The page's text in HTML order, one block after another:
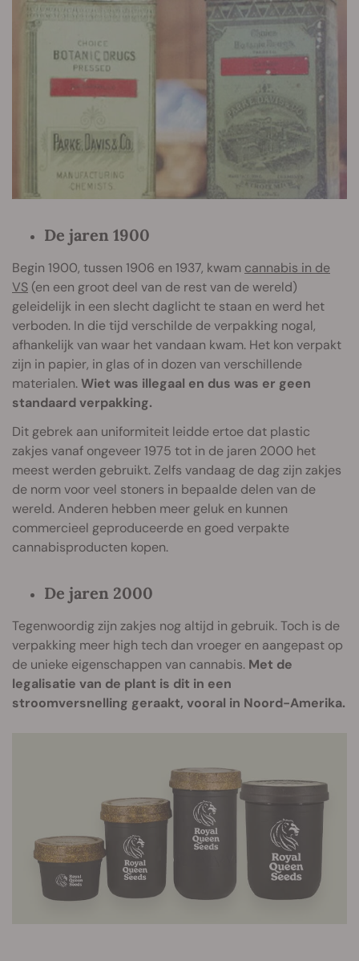
De jaren 1900
Begin 1900, tussen 1906 en 1937, kwam cannabis in de
VS (en een groot deel van de rest van de wereld)
geleidelijk in een slecht daglicht te staan en werd het
verboden. In die tijd verschilde de verpakking nogal,
afhankelijk van waar het vandaan kwam. Het kon verpakt
zijn in papier, in glas of in dozen van verschillende
materialen.Wiet was illegaal en dus was er geen
standaard verpakking.
Dit gebrek aan uniformiteit leidde ertoe dat plastic
zakjes vanaf ongeveer 1975 tot in de jaren 2000 het
meest werden gebruikt. Zelfs vandaag de dag zijn zakjes
de norm voor veel stoners in bepaalde delen van de
wereld. Anderen hebben meer geluk en kunnen
commercieel geproduceerde en goed verpakte
cannabisproducten kopen.
De jaren 2000
Tegenwoordig zijn zakjes nog altijd in gebruik. Toch is de
verpakking meer high tech dan vroeger en aangepast op
de unieke eigenschappen van cannabis. Met de
legalisatie van de plant is dit in een
stroomversnelling geraakt, vooral in Noord-Amerika.